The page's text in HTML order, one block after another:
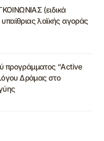
(ειδικά
λαϊκής αγοράς
προγράμματος “Active
Δράμας στο